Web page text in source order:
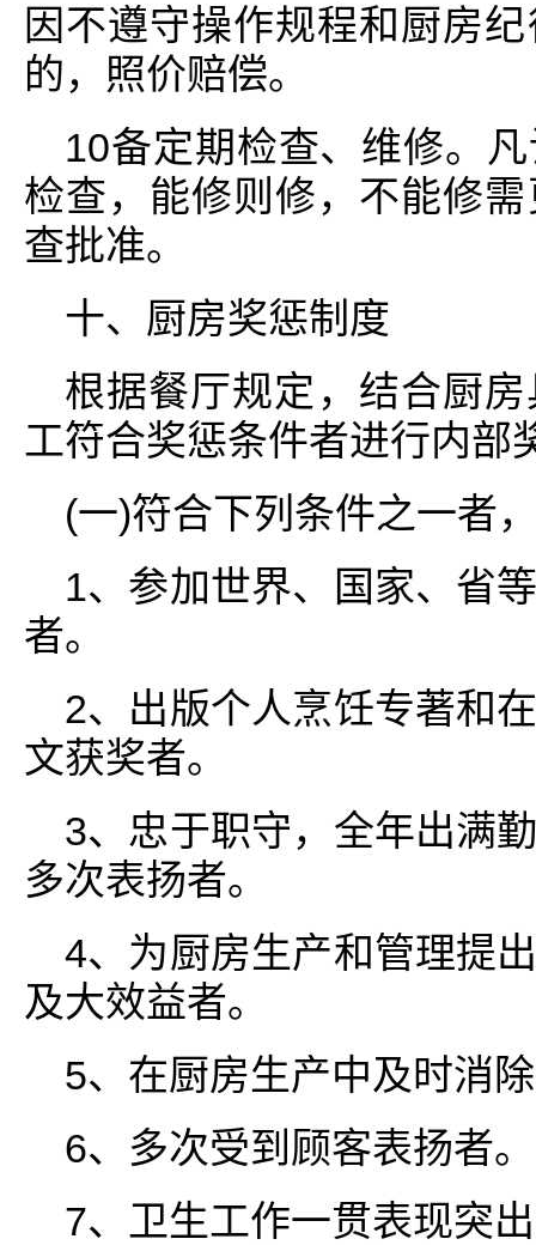
因不遵守操作规程和厨房
的，照价赔偿。
10备定期检查、维修。
检查，能修则修，不能修
查批准。
十、厨房奖惩制度
根据餐厅规定，结合厨
工符合奖惩条件者进行内部
(一)符合下列条件之一者
1、参加世界、国家、省
者。
2、出版个人烹饪专著和
文获奖者。
3、忠于职守，全年出满
多次表扬者。
4、为厨房生产和管理提
及大效益者。
5、在厨房生产中及时消
6、多次受到顾客表扬者。
7、卫生工作一贯表现突